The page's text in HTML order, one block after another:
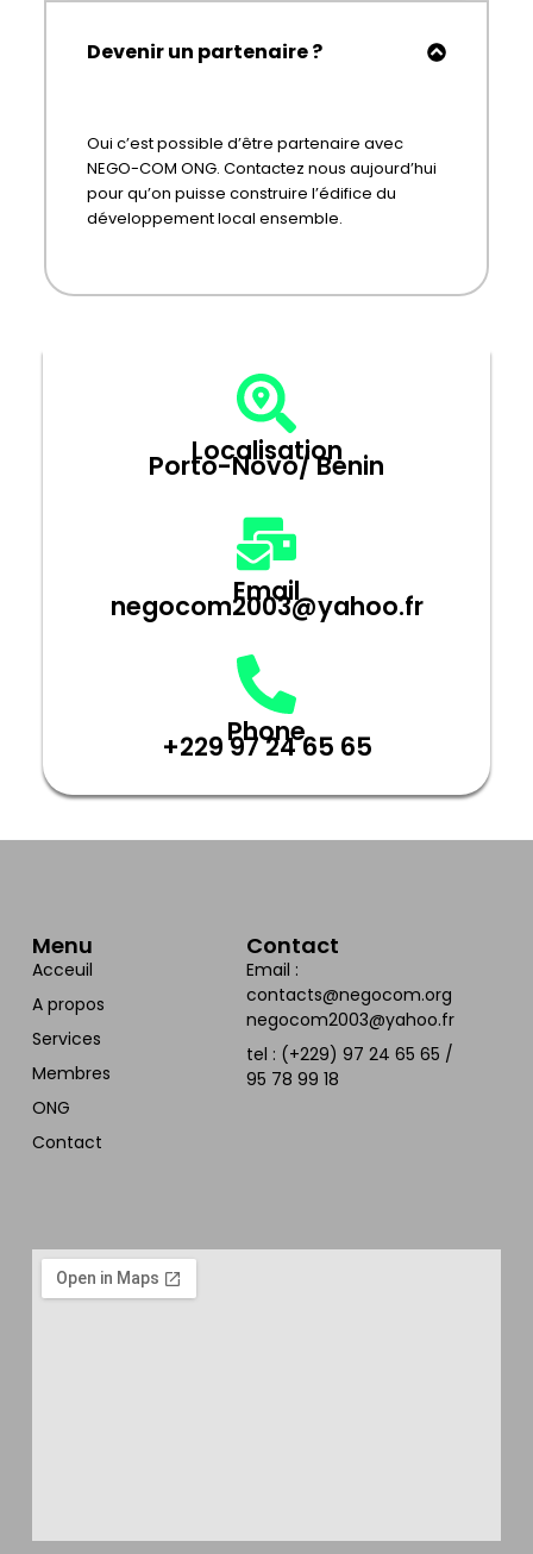
Devenir un partenaire ?
Oui c’est possible d’être partenaire avec
NEGO-COM ONG. Contactez nous aujourd’hui
pour qu’on puisse construire l’édifice du
développement local ensemble.
Localisation
Porto-Novo/ Benin
Email
negocom2003@yahoo.fr
Phone
+229 97 24 65 65
Menu
Acceuil
A propos
Services
Membres
ONG
Contact
Contact
Email :
contacts@negocom.org
negocom2003@yahoo.fr
tel : (+229) 97 24 65 65 /
95 78 99 18